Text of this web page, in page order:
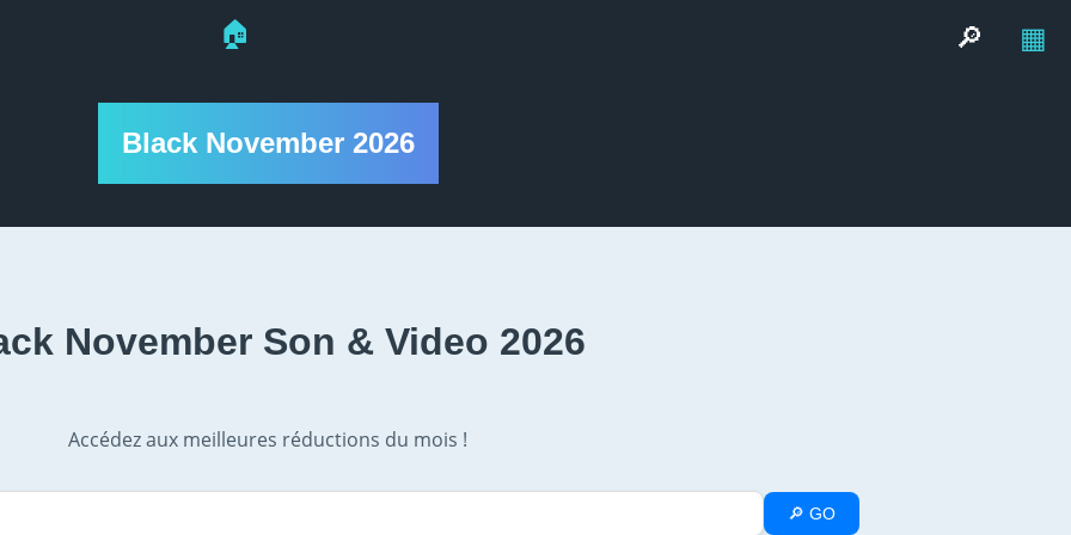
Black November 2026
November Son & Video 2026
Accédez aux meilleures réductions du mois !
🔎 GO
🏠 🔎 ▦